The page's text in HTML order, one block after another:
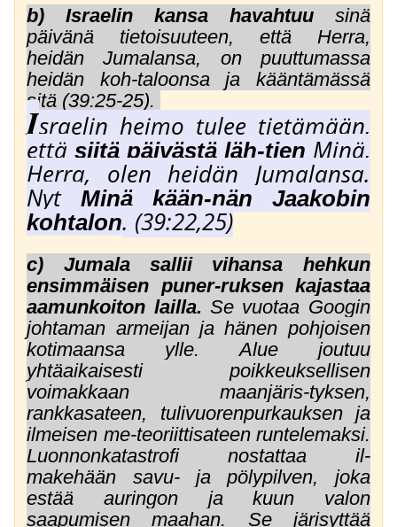
b) Israelin kansa havahtuusinä
päivänä tietoisuuteen, että Herra,
heidän Jumalansa, on puuttumassa
heidän koh-taloonsa ja kääntämässä
sitä (39:25-25).
Israelin heimo tulee tietämään,
ettäsiitä päivästä läh-tien Minä,
Herra, olen heidän Jumalansa.
NytMinä kään-nän Jaakobin
kohtalon. (39:22,25)
c) Jumala sallii vihansa hehkun
ensimmäisen puner-ruksen kajastaa
aamunkoiton lailla. Se vuotaa Googin
johtaman armeijan ja hänen pohjoisen
kotimaansa ylle. Alue joutuu
yhtäaikaisesti poikkeuksellisen
voimakkaan maanjäris-tyksen,
rankkasateen, tulivuorenpurkauksen ja
ilmeisen me-teoriittisateen runtelemaksi.
Luonnonkatastrofi nostattaa il-
makehään savu- ja pölypilven, joka
estää auringon ja kuun valon
saapumisen maahan. Se järisyttää